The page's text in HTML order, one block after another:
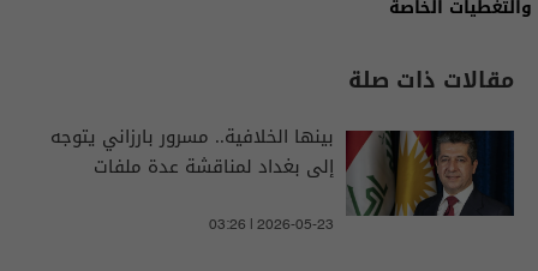
والتغطيات الخاصة
مقالات ذات صلة
بينها الخلافية.. مسرور بارزاني يتوجه
إلى بغداد لمناقشة عدة ملفات
03:26 | 2026-05-23